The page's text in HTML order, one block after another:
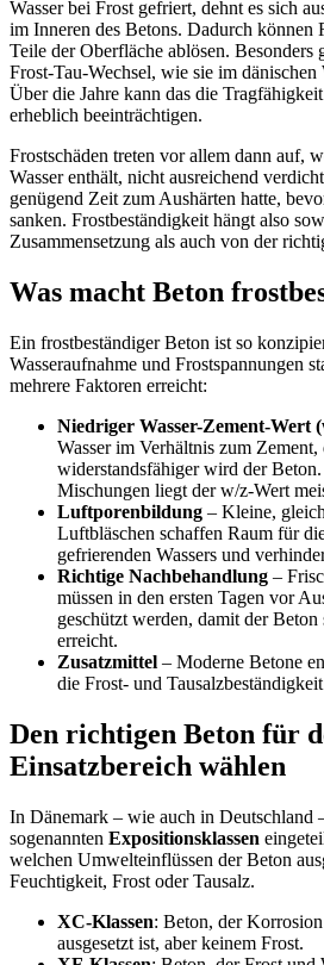
Wasser bei Frost gefriert, dehnt es sich
im Inneren des Betons. Dadurch können
Teile der Oberfläche ablösen.
Frost-Tau-Wechsel, wie sie im
Über die Jahre kann das die
erheblich beeinträchtigen.
Frostschäden treten vor allem dann auf,
Wasser enthält, nicht ausreichend
genügend Zeit zum Aushärten hatte,
sanken. Frostbeständigkeit hängt also
Zusammensetzung als auch von der
Was macht Beton
Ein frostbeständiger Beton ist so
Wasseraufnahme und Frostspannungen
mehrere Faktoren erreicht:
Niedriger Wasser-Zement-Wert
Wasser im Verhältnis zum Zement,
widerstandsfähiger wird der
Mischungen liegt der w/z-Wert
Luftporenbildung – Kleine,
Luftbläschen schaffen Raum für
gefrierenden Wassers und
Richtige Nachbehandlung –
müssen in den ersten Tagen vor
geschützt werden, damit der
erreicht.
Zusatzmittel – Moderne Betone
die Frost- und
Den richtigen Beton für
Einsatzbereich wählen
In Dänemark – wie auch in Deutschland
sogenannten Expositionsklassen
welchen Umwelteinflüssen der Beton
Feuchtigkeit, Frost oder Tausalz.
XC-Klassen: Beton, der
ausgesetzt ist, aber keinem Frost.